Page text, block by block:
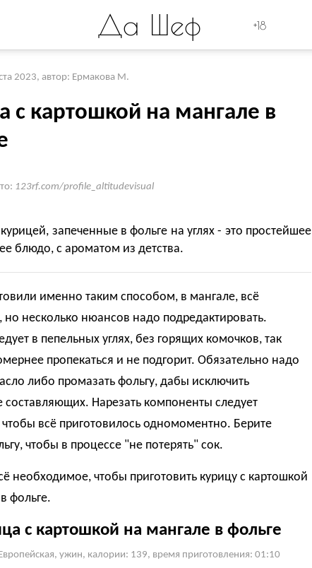
Да Шеф +18
2023, автор: Ермакова М.
с картошкой на мангале в
123rf.com/profile_altitudevisual
запеченные в фольге на углях - это простейшее
блюдо, с ароматом из детства.
именно таким способом, в мангале, всё
но несколько нюансов надо подредактировать.
в пепельных углях, без горящих комочков, так
пропекаться и не подгорит. Обязательно надо
либо промазать фольгу, дабы исключить
составляющих. Нарезать компоненты следует
всё приготовилось одномоментно. Берите
чтобы в процессе "не потерять" сок.
необходимое, чтобы приготовить курицу с картошкой
фольге.
с картошкой на мангале в фольге
ужин, калории: 139, время приготовления: 01:10